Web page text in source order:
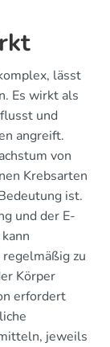
lässt
Es wirkt als
und
angreift.
von
Krebsarten
ist.
und der E-
zu
Körper
erfordert
jeweils